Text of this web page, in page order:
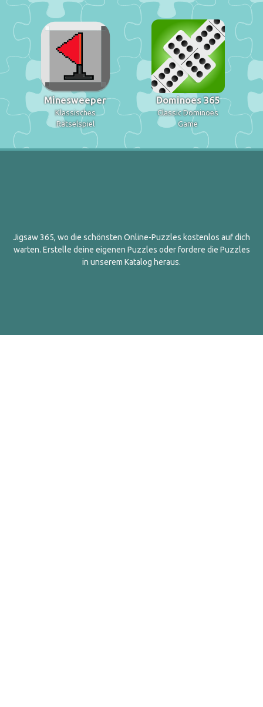
Minesweeper
Klassisches
Rätselspiel
Dominoes 365
Classic Dominoes
Game
Jigsaw 365, wo die schönsten Online-Puzzles kostenlos auf dich
warten. Erstelle deine eigenen Puzzles oder fordere die Puzzles
in unserem Katalog heraus.